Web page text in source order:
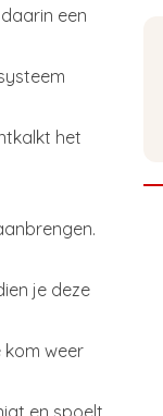
een
het
je deze
kom weer